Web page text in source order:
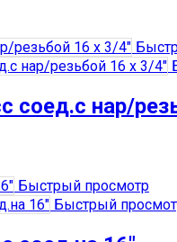
соед.с нар/
Быстрый просмотр
Быстрый